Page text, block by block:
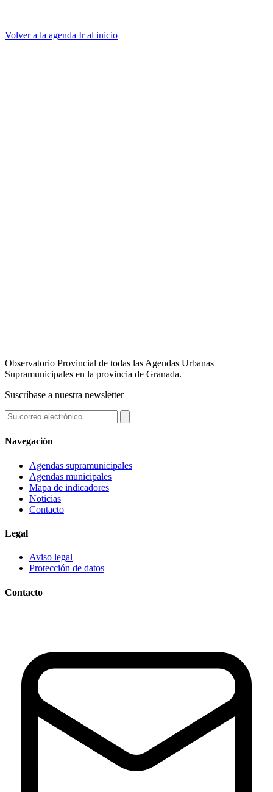
Volver a la agenda Ir al inicio
Observatorio Provincial de todas las Agendas Urbanas
Supramunicipales en la provincia de Granada.
Suscríbase a nuestra newsletter
Navegación
Agendas supramunicipales
Agendas municipales
Mapa de indicadores
Noticias
Contacto
Legal
Aviso legal
Protección de datos
Contacto